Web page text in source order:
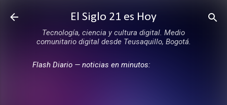
Ir al contenido principal
El Siglo 21 es Hoy
Tecnología, ciencia y cultura digital. Medio
comunitario digital desde Teusaquillo, Bogotá.
Flash Diario — noticias en minutos: